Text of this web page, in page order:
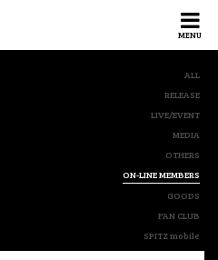
MENU
ALL
RELEASE
LIVE/EVENT
MEDIA
OTHERS
ON-LINE MEMBERS
GOODS
FAN CLUB
SPITZ mobile